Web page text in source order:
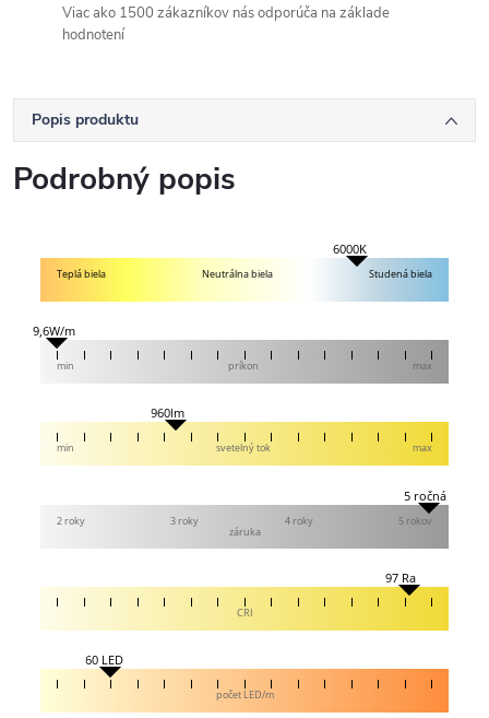
Viac ako 1500 zákazníkov nás odporúča na základe
hodnotení
Popis produktu
Podrobný popis
6000K
Teplá biela Neutrálna biela Studená biela
9,6W/m
min príkon max
960lm
min svetelný tok max
5 ročná
2 roky 3 roky 4 roky 5 rokov
záruka
97 Ra
CRI
60 LED
počet LED/m